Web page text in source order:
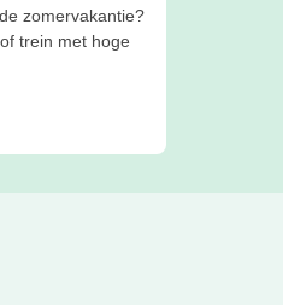
zomervakantie?
trein met hoge